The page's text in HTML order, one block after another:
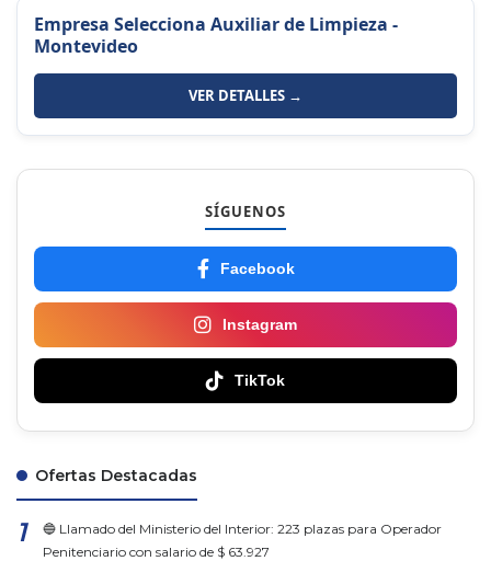
Empresa Selecciona Auxiliar de Limpieza -
Montevideo
VER DETALLES →
SÍGUENOS
Facebook
Instagram
TikTok
Ofertas Destacadas
🔵 Llamado del Ministerio del Interior: 223 plazas para Operador
Penitenciario con salario de $ 63.927